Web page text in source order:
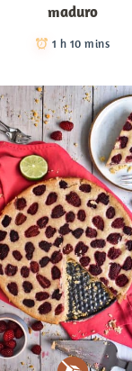
maduro
1 h 10 mins